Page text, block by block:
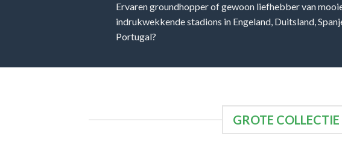
Ervaren groundhopper of gewoon liefhebber van
indrukwekkende stadions in Engeland, Duitsland,
Portugal?
GROTE